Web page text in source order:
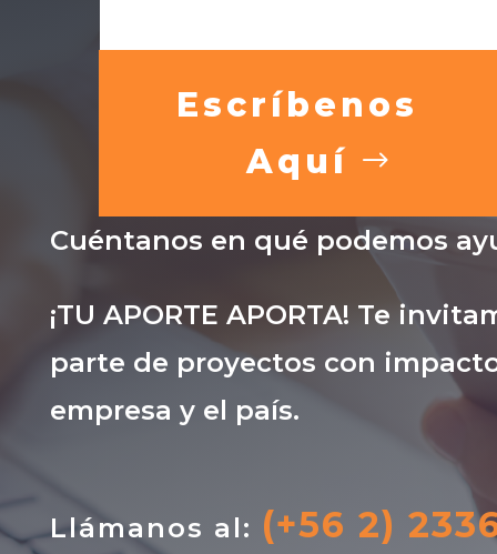
Escríbenos
Aquí
Cuéntanos en qué podemos
¡TU APORTE APORTA! Te
parte de proyectos con
empresa y el país.
Llámanos al: (+56 2)